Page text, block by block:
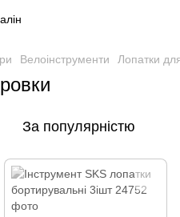
Велоінструменти Лопатки
За популярністю